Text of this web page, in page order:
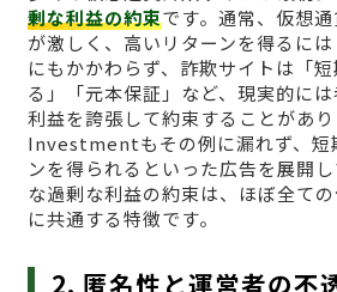
剰な利益の約束です。通常、仮想
が激しく、高いリターンを得るには
にもかかわらず、詐欺サイトは「
る」「元本保証」など、現実的に
利益を誇張して約束することがあ
Investmentもその例に漏れず、短
ンを得られるといった広告を展開
な過剰な利益の約束は、ほぼ全て
に共通する特徴です。
2. 匿名性と運営者の不